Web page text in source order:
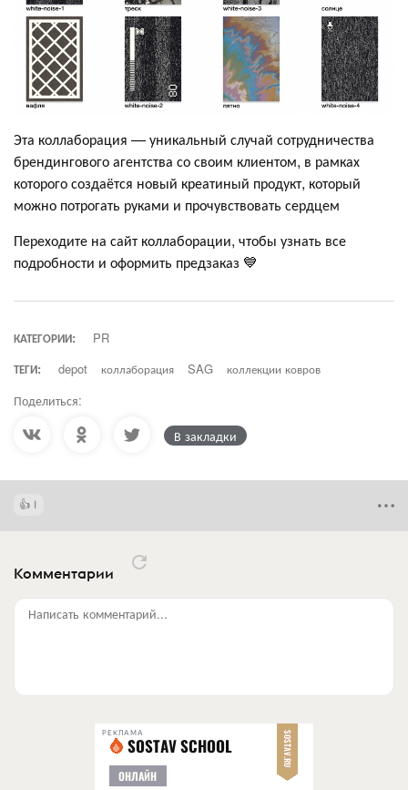
Эта коллаборация — уникальный случай сотрудничества
брендингового агентства со своим клиентом, в рамках
которого создаётся новый креатиный продукт, который
можно потрогать руками и прочувствовать сердцем
Переходите на сайт коллаборации, чтобы узнать все
подробности и оформить предзаказ 💙
КАТЕГОРИИ:
PR
ТЕГИ:
depot коллаборация SAG коллекции ковров
Поделиться:
В закладки
1
Комментарии
Написать комментарий...
РЕКЛАМА